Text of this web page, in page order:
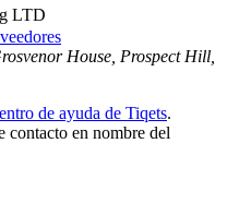
LTD
House, Prospect Hill,
de ayuda de Tiqets.
contacto en nombre del